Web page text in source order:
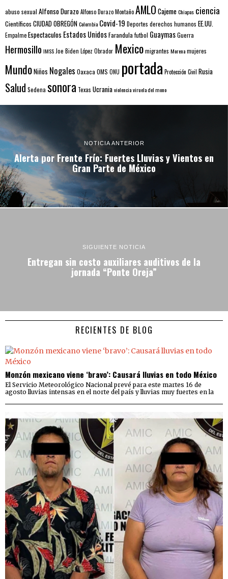
abuso sexual Alfonso DurazoAlfonso Durazo MontañoAMLO CajemeChiapas ciencia
Científicos CIUDAD OBREGÓNColombia Covid-19 Deportes derechos humanos EE.UU.
EmpalmeEspectaculos Estados UnidosFarandulafutbol GuaymasGuerra
Hermosillo IMSS Joe Biden López Obrador Mexicomigrantes Morenamujeres
MundoNiños Nogales Oaxaca OMS ONU portada Protección Civil Rusia
Salud Sedena sonora Texas Ucraniaviolenciaviruela del mono
NOTICIA ANTERIOR
Alerta por Frente Frío: Fuertes Lluvias y Vientos en
Gran Parte de México
SIGUIENTE NOTICIA
Entregan sin costo auxiliares auditivos de la
jornada “Ponte Oreja”
RECIENTES DE BLOG
Monzón mexicano viene ‘bravo’: Causará lluvias en todo México
El Servicio Meteorológico Nacional prevé para este martes 16 de
agosto lluvias intensas en el norte del país y lluvias muy fuertes en la